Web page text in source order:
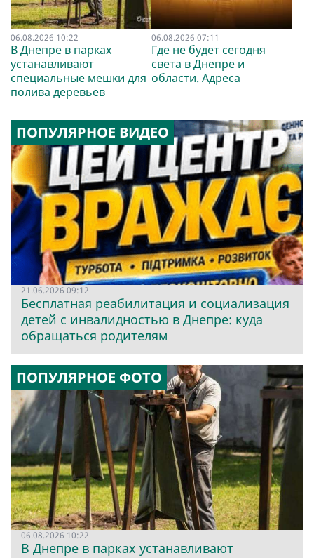
06.08.2026 10:22
В Днепре в парках
устанавливают
специальные мешки для
полива деревьев
06.08.2026 07:11
Где не будет сегодня
света в Днепре и
области. Адреса
ПОПУЛЯРНОЕ ВИДЕО
21.06.2026 09:12
Бесплатная реабилитация и социализация
детей с инвалидностью в Днепре: куда
обращаться родителям
ПОПУЛЯРНОЕ ФОТО
06.08.2026 10:22
В Днепре в парках устанавливают